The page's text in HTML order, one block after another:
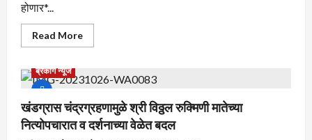
होणार*...
Read MoreRead
more
विचार
घेऊनच
सभासद
व
नागरिकांना
न्याय
ब्रेकीग न्यूज
खंडग्रास चंद्रग्रहणामुळे श्री विठ्ठल रुक्मिणी मातेच्या
नित्योपचारात व दर्शनाच्या वेळेत बदल